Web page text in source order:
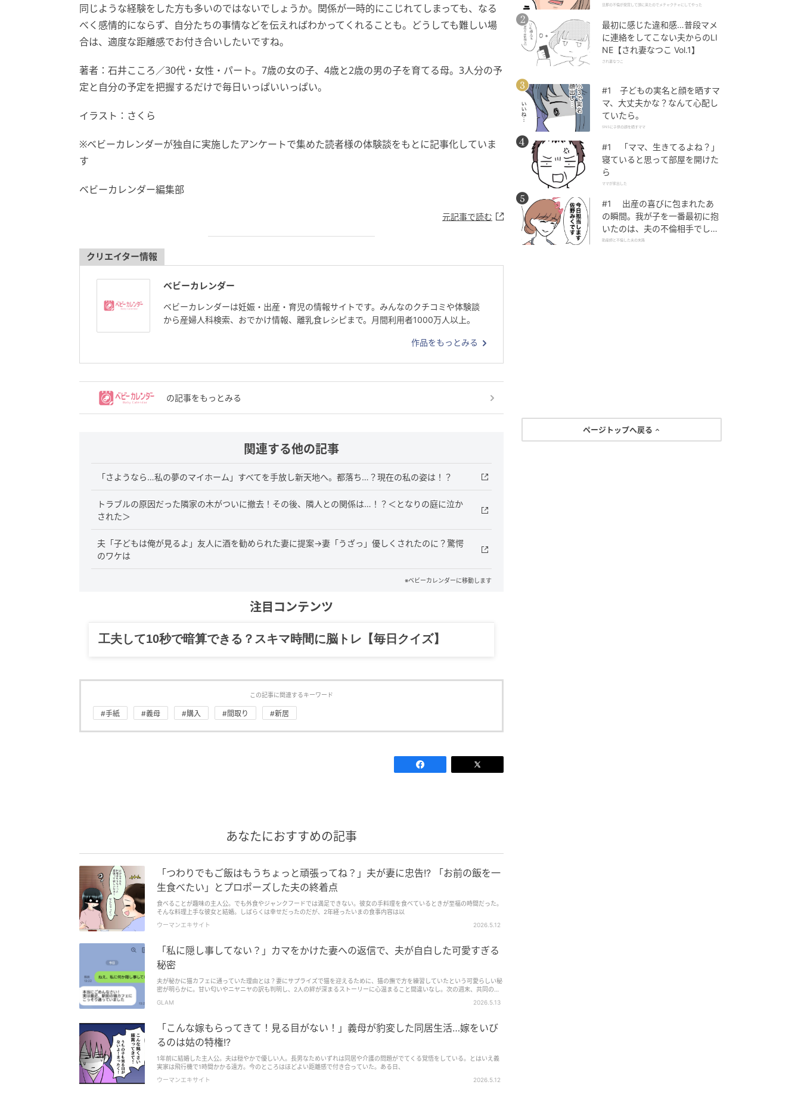
同じような経験をした方も多いのではないでしょうか。関係が一時的にこじれてしまっても、なる
べく感情的にならず、自分たちの事情などを伝えればわかってくれることも。どうしても難しい場
合は、適度な距離感でお付き合いしたいですね。
著者：石井こころ／30代・女性・パート。7歳の女の子、4歳と2歳の男の子を育てる母。3人分の予
定と自分の予定を把握するだけで毎日いっぱいいっぱい。
イラスト：さくら
※ベビーカレンダーが独自に実施したアンケートで集めた読者様の体験談をもとに記事化していま
す
ベビーカレンダー編集部
元記事で読む
クリエイター情報
ベビーカレンダー
ベビーカレンダーは妊娠・出産・育児の情報サイトです。みんなのクチコミや体験談
から産婦人科検索、おでかけ情報、離乳食レシピまで。月間利用者1000万人以上。
作品をもっとみる
の記事をもっとみる
関連する他の記事
「さようなら…私の夢のマイホーム」すべてを手放し新天地へ。都落ち…？現在の私の姿は！？
トラブルの原因だった隣家の木がついに撤去！その後、隣人との関係は…！？＜となりの庭に泣か
された＞
夫「子どもは俺が見るよ」友人に酒を勧められた妻に提案→妻「うざっ」優しくされたのに？驚愕
のワケは
※ベビーカレンダーに移動します
注目コンテンツ
グルメ、ギャグ、子育て、旅行記……全部、読めます。
この記事に関連するキーワード
#手紙 #義母 #購入 #間取り #新居
あなたにおすすめの記事
「つわりでもご飯はもうちょっと頑張ってね？」夫が妻に忠告!? 「お前の飯を一
生食べたい」とプロポーズした夫の終着点
食べることが趣味の主人公。でも外食やジャンクフードでは満足できない。彼女の手料理を食べているときが至福の時間だった。
そんな料理上手な彼女と結婚。しばらくは幸せだったのだが、2年経ったいまの食事内容は以
ウーマンエキサイト
2026.5.12
「私に隠し事してない？」カマをかけた妻への返信で、夫が自白した可愛すぎる
秘密
夫が秘かに猫カフェに通っていた理由とは？妻にサプライズで猫を迎えるために、猫の撫で方を練習していたという可愛らしい秘
密が明らかに。甘い匂いやニヤニヤの訳も判明し、2人の絆が深まるストーリーに心温まること間違いなし。次の週末、共同の冒
GLAM 2026.5.13
「こんな嫁もらってきて！見る目がない！」義母が豹変した同居生活…嫁をいび
るのは姑の特権!?
1年前に結婚した主人公。夫は穏やかで優しい人。長男なためいずれは同居や介護の問題がでてくる覚悟をしている。とはいえ義
実家は飛行機で1時間かかる遠方。今のところはほどよい距離感で付き合っていた。ある日、
ウーマンエキサイト
2026.5.12
旦那の不倫が発覚して頭に来た
旦那の不倫が発覚して頭に来たのでメチャクチャにしてやった
最初に感じた違和感…普段マメ
に連絡をしてこない夫からのLI
NE【され妻なつこ Vol.1】
され妻なつこ
#1 子どもの実名と顔を晒すマ
マ、大丈夫かな？なんて心配し
ていたら。
SNSに子供の顔を晒すママ
#1 「ママ、生きてるよね？」
寝ていると思って部屋を開けた
ら
ママが家出した
#1 出産の喜びに包まれたあ
の瞬間。我が子を一番最初に抱
いたのは、夫の不倫相手でし
た。
助産師と不倫した夫の末路
ページトップへ戻る